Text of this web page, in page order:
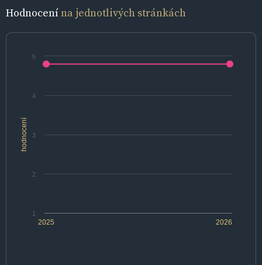
Hodnocenína jednotlivých stránkách
hodnocení
2025 2026
1
2
3
4
5